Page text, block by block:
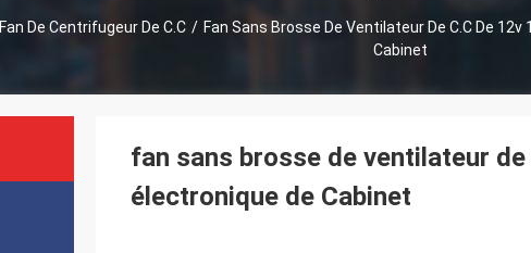
Fan De Centrifugeur De C.C / Fan Sans Brosse De Ventilateur De C.C De
Cabinet
fan sans brosse de ventilateur
électronique de Cabinet